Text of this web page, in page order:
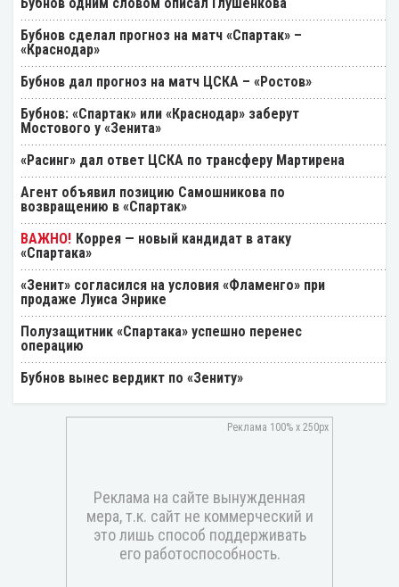
Бубнов сделал прогноз на матч «Спартак» –
«Краснодар»
Бубнов дал прогноз на матч ЦСКА – «Ростов»
Бубнов: «Спартак» или «Краснодар» заберут
Мостового у «Зенита»
«Расинг» дал ответ ЦСКА по трансферу Мартирена
Агент объявил позицию Самошникова по
возвращению в «Спартак»
Коррея — новый кандидат в атаку
«Спартака»
«Зенит» согласился на условия «Фламенго» при
продаже Луиса Энрике
Полузащитник «Спартака» успешно перенес
операцию
Бубнов вынес вердикт по «Зениту»